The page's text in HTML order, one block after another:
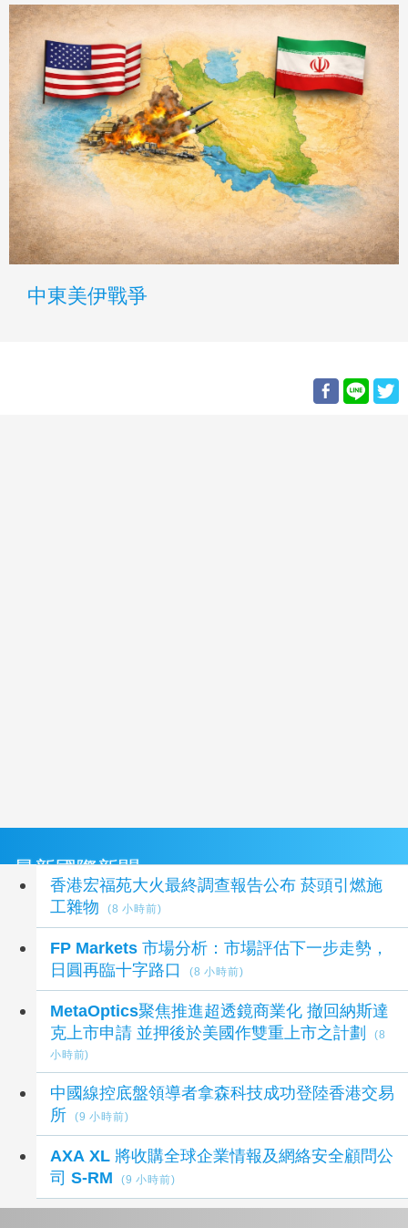
中東美伊戰爭
最新國際新聞
香港宏福苑大火最終調查報告公布 菸頭引燃施
工雜物
(8 小時前)
FP Markets 市場分析：市場評估下一步走勢，
日圓再臨十字路口
(8 小時前)
MetaOptics聚焦推進超透鏡商業化 撤回納斯達
克上市申請 並押後於美國作雙重上市之計劃
(8
小時前)
中國線控底盤領導者拿森科技成功登陸香港交易
所
(9 小時前)
AXA XL 將收購全球企業情報及網絡安全顧問公
司 S-RM
(9 小時前)